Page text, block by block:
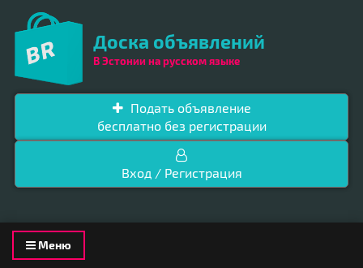
Доска объявлений
В Эстонии на русском языке
Подать объявление
бесплатно без регистрации
Вход / Регистрация
Toggle
navigation
Меню